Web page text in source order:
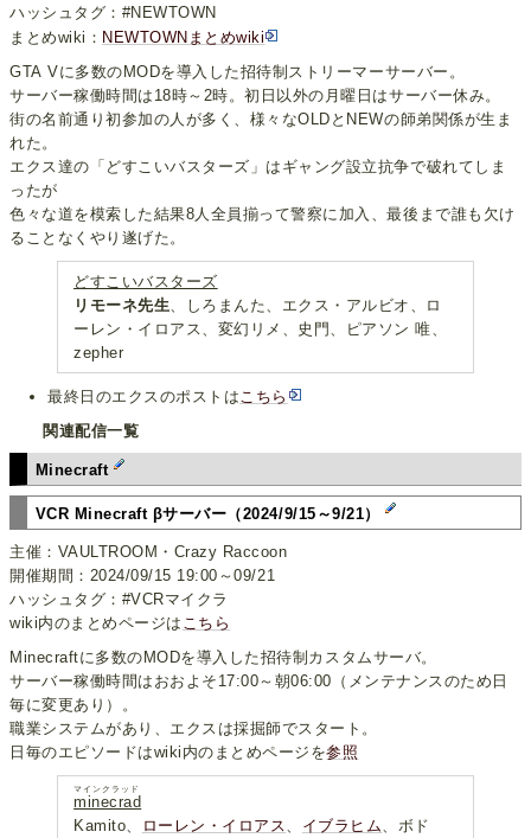
ハッシュタグ：#NEWTOWN
まとめwiki： NEWTOWNまとめwiki
GTA Vに多数のMODを導入した招待制ストリーマーサーバー。
サーバー稼働時間は18時～2時。初日以外の月曜日はサーバー休み。
街の名前通り初参加の人が多く、様々なOLDとNEWの師弟関係が生ま
れた。
エクス達の「どすこいバスターズ」はギャング設立抗争で破れてしま
ったが
色々な道を模索した結果8人全員揃って警察に加入、最後まで誰も欠け
ることなくやり遂げた。
どすこいバスターズ
リモーネ先生 、しろまんた、エクス・アルビオ、ロ
ーレン・イロアス、変幻リメ、史門、ピアソン 唯、
zepher
最終日のエクスのポストはこちら
関連配信一覧
Minecraft
VCR Minecraft βサーバー（2024/9/15～9/21）
主催：VAULTROOM・Crazy Raccoon
開催期間：2024/09/15 19:00～09/21
ハッシュタグ：#VCRマイクラ
wiki内のまとめページは こちら
Minecraftに多数のMODを導入した招待制カスタムサーバ。
サーバー稼働時間はおおよそ17:00～朝06:00（メンテナンスのため日
毎に変更あり）。
職業システムがあり、エクスは採掘師でスタート。
日毎のエピソードはwiki内のまとめページを参照
minecrad
マインクラッド
Kamito、 ローレン・イロアス イブラヒム 、ボド